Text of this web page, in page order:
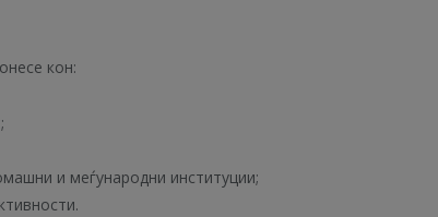
кон:
и меѓународни институции;